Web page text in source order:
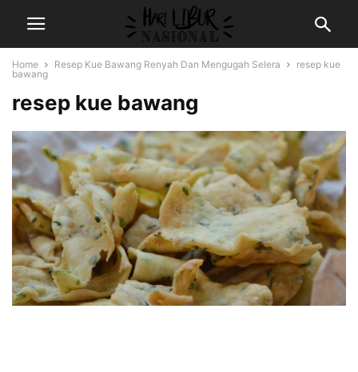
Home Resep Kue Bawang Renyah Dan Mengugah Selera
resep kue
bawang
resep kue bawang